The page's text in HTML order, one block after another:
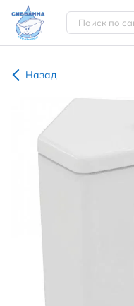
Назад